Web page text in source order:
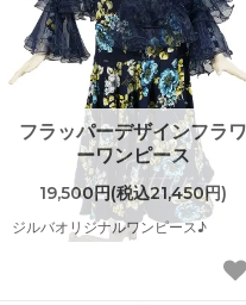
フラッパーデザインフラワ
ーワンピース
19,500円(税込21,450円)
ジルバオリジナルワンピース♪